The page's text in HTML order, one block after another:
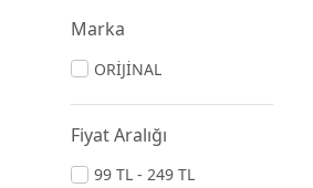
Marka
ORİJİNAL
Fiyat Aralığı
99 TL - 249 TL